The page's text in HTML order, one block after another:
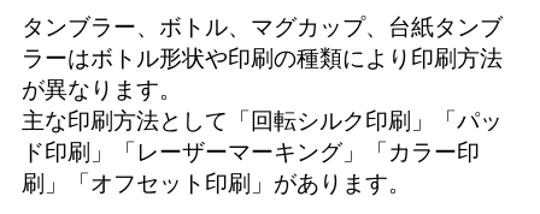
タンブラー、ボトル、マグカップ、台紙タンブ
ラーはボトル形状や印刷の種類により印刷方法
が異なります。
主な印刷方法として「 回転シルク印刷 」「 パッ
ド印刷 」「 レーザーマーキング」「 カラー印
刷 」「 オフセット印刷 」があります。